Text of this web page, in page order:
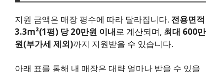
지원 금액은 매장 평수에 따라 달라집니다. 전용면적
3.3m²(1평) 당 20만원 이내로 계산되며, 최대 600만
원(부가세 제외)까지 지원받을 수 있습니다.
아래 표를 통해 내 매장은 대략 얼마나 받을 수 있을